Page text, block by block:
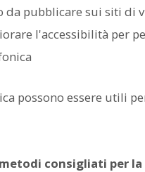
da pubblicare sui siti di
l'accessibilità per
possono essere utili
consigliati per